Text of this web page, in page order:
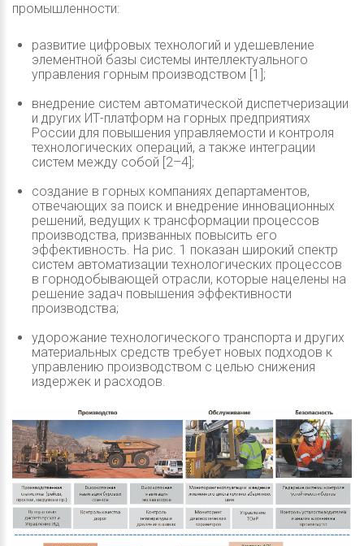
промышленности:
развитие цифровых технологий и удешевление
элементной базы системы интеллектуального
управления горным производством [1];
внедрение систем автоматической диспетчеризации
и других ИТ-платформ на горных предприятиях
России для повышения управляемости и контроля
технологических операций, а также интеграции
систем между собой [2–4];
создание в горных компаниях департаментов,
отвечающих за поиск и внедрение инновационных
решений, ведущих к трансформации процессов
производства, призванных повысить его
эффективность. На рис. 1 показан широкий спектр
систем автоматизации технологических процессов
в горнодобывающей отрасли, которые нацелены на
решение задач повышения эффективности
производства;
удорожание технологического транспорта и других
материальных средств требует новых подходов к
управлению производством с целью снижения
издержек и расходов.